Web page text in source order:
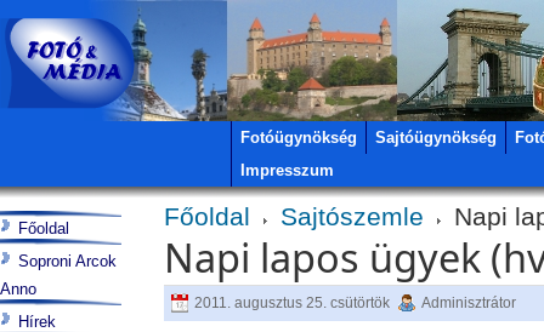
Fotóügynökség Sajtóügynökség
Impresszum
Főoldal Sajtószemle Napi
Napi lapos ügyek
2011. augusztus 25. csütörtök Adminisztrátor
Főoldal
Soproni Arcok
Anno
Hírek